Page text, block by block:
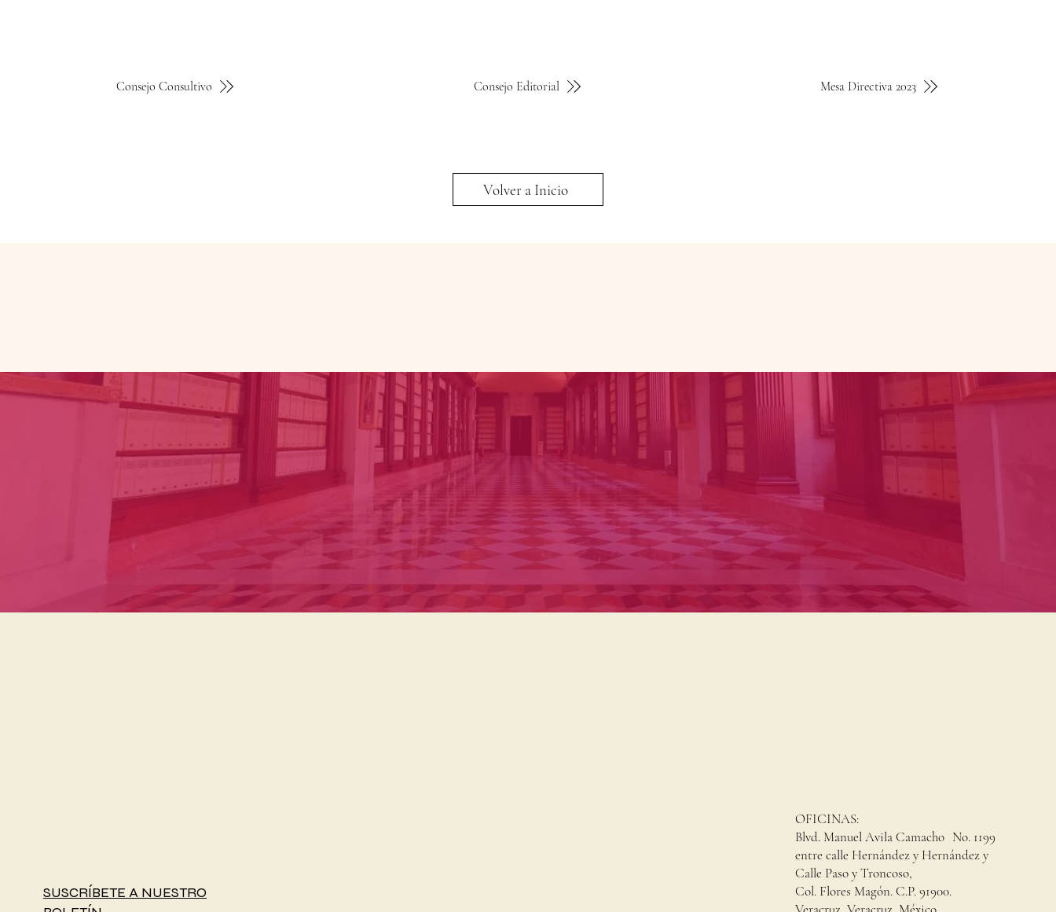
Consejo Consultivo Consejo Editorial Mesa Directiva 2023
Volver a Inicio
SUSCRÍBETE A NUESTRO
OFICINAS:
Blvd. Manuel Avila Camacho No. 1199
entre calle Hernández y Hernández y
Calle Paso y Troncoso,
Col. Flores Magón. C.P. 91900.